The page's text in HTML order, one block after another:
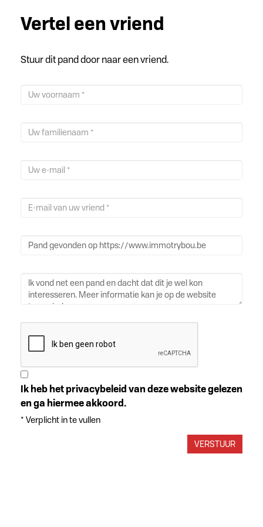
Vertel een vriend
Stuur dit pand door naar een vriend.
Ik heb het privacybeleid van deze website gelezen
en ga hiermee akkoord.
* Verplicht in te vullen